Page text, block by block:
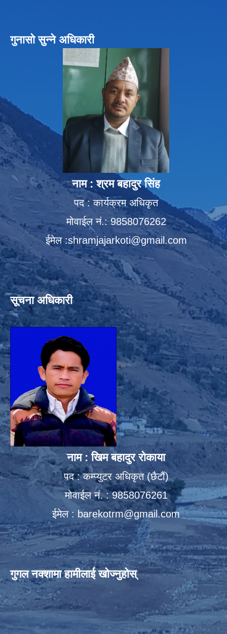
गुनासो सुन्ने अधिकारी
नाम : श्रम बहादुर सिंह
पद : कार्यक्रम अधिकृत
मोवाईल नं.: 9858076262
ईमेल :shramjajarkoti@gmail.com
सूचना अधिकारी
नाम : खिम बहादुर रोकाया
पद : कम्प्युटर अधिकृत (छैटौं)
मोवाईल नं. : 9858076261
ईमेल : barekotrm@gmail.com
गुगल नक्शामा हामीलाई खोज्नुहोस्